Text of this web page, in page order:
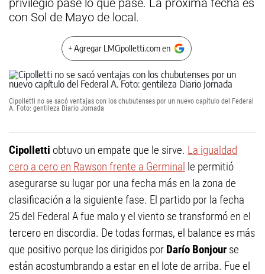
privilegio pase lo que pase. La próxima fecha es
con Sol de Mayo de local.
+ Agregar LMCipolletti.com en
Cipolletti no se sacó ventajas con los chubutenses por un nuevo capítulo del Federal
A. Foto: gentileza Diario Jornada
Cipolletti obtuvo un empate que le sirve. La igualdad
cero a cero en Rawson frente a Germinal le permitió
asegurarse su lugar por una fecha más en la zona de
clasificación a la siguiente fase. El partido por la fecha
25 del Federal A fue malo y el viento se transformó en el
tercero en discordia. De todas formas, el balance es más
que positivo porque los dirigidos por Darío Bonjour se
están acostumbrando a estar en el lote de arriba. Fue el